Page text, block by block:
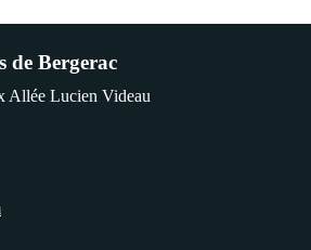
de Bergerac
Allée Lucien Videau